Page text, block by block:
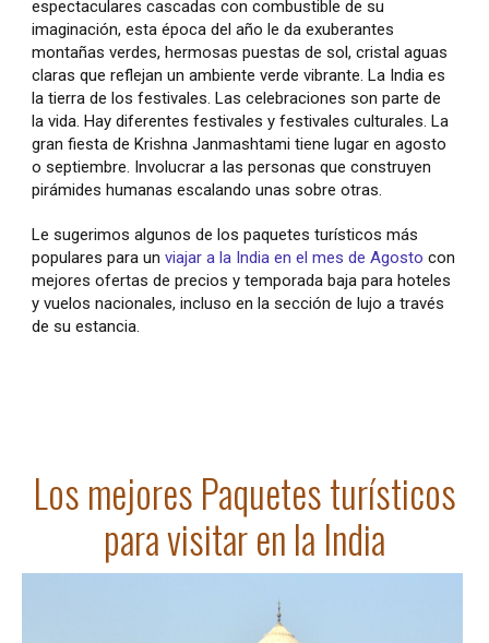
espectaculares cascadas con combustible de su
imaginación, esta época del año le da exuberantes
montañas verdes, hermosas puestas de sol, cristal aguas
claras que reflejan un ambiente verde vibrante. La India es
la tierra de los festivales. Las celebraciones son parte de
la vida. Hay diferentes festivales y festivales culturales. La
gran fiesta de Krishna Janmashtami tiene lugar en agosto
o septiembre. Involucrar a las personas que construyen
pirámides humanas escalando unas sobre otras.
Le sugerimos algunos de los paquetes turísticos más
populares para unviajar a la India en el mes de Agosto con
mejores ofertas de precios y temporada baja para hoteles
y vuelos nacionales, incluso en la sección de lujo a través
de su estancia.
Los mejores Paquetes turísticos
para visitar en la India